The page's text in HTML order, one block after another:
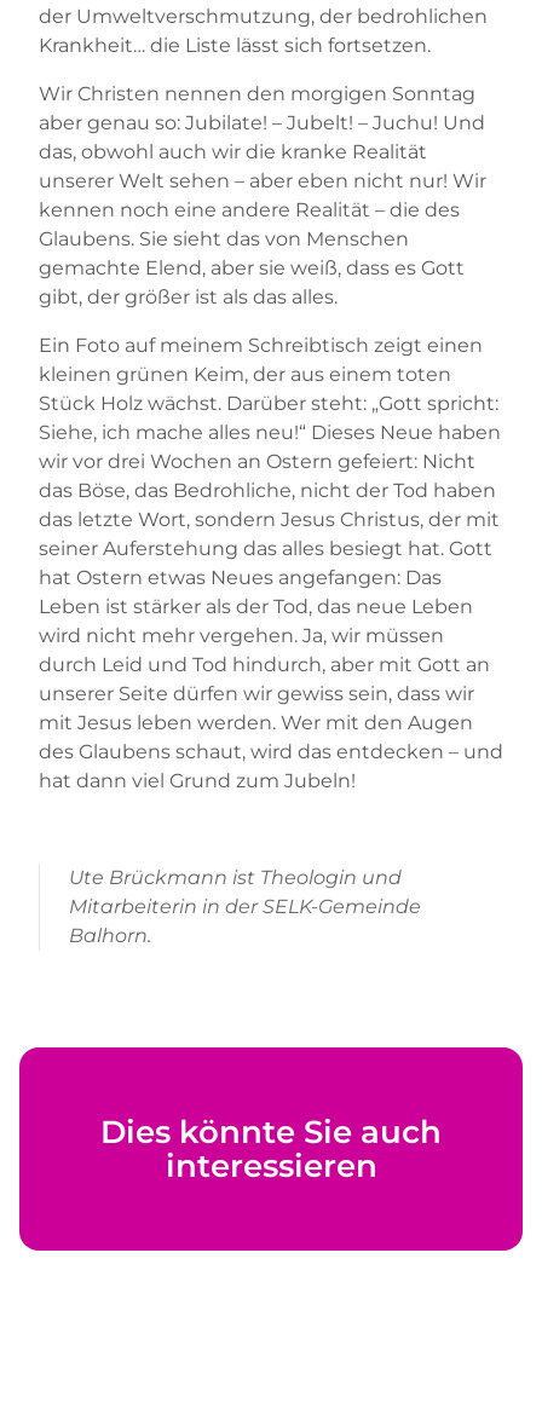
der Umweltverschmutzung, der bedrohlichen
Krankheit… die Liste lässt sich fortsetzen.
Wir Christen nennen den morgigen Sonntag
aber genau so: Jubilate! – Jubelt! – Juchu! Und
das, obwohl auch wir die kranke Realität
unserer Welt sehen – aber eben nicht nur! Wir
kennen noch eine andere Realität – die des
Glaubens. Sie sieht das von Menschen
gemachte Elend, aber sie weiß, dass es Gott
gibt, der größer ist als das alles.
Ein Foto auf meinem Schreibtisch zeigt einen
kleinen grünen Keim, der aus einem toten
Stück Holz wächst. Darüber steht: „Gott spricht:
Siehe, ich mache alles neu!“ Dieses Neue haben
wir vor drei Wochen an Ostern gefeiert: Nicht
das Böse, das Bedrohliche, nicht der Tod haben
das letzte Wort, sondern Jesus Christus, der mit
seiner Auferstehung das alles besiegt hat. Gott
hat Ostern etwas Neues angefangen: Das
Leben ist stärker als der Tod, das neue Leben
wird nicht mehr vergehen. Ja, wir müssen
durch Leid und Tod hindurch, aber mit Gott an
unserer Seite dürfen wir gewiss sein, dass wir
mit Jesus leben werden. Wer mit den Augen
des Glaubens schaut, wird das entdecken – und
hat dann viel Grund zum Jubeln!
Ute Brückmann ist Theologin und
Mitarbeiterin in der SELK-Gemeinde
Balhorn.
Dies könnte Sie auch
interessieren